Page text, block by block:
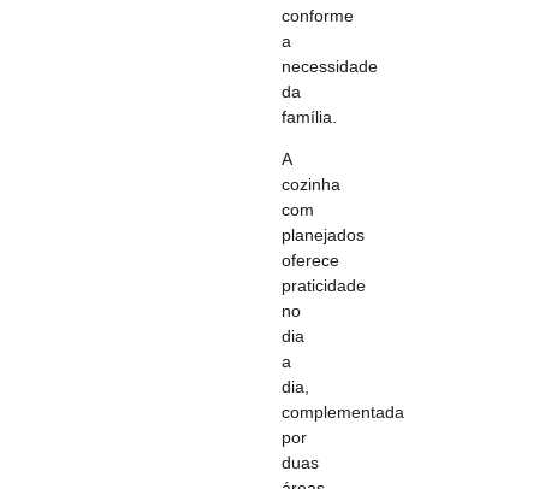
conforme
a
necessidade
da
família.
A
cozinha
com
planejados
oferece
praticidade
no
dia
a
dia,
complementada
por
duas